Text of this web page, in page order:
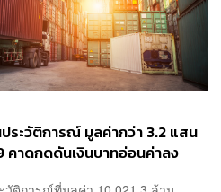
ระวัติการณ์ มูลค่ากว่า 3.2 แสน
คาดกดดันเงินบาทอ่อนค่าลง